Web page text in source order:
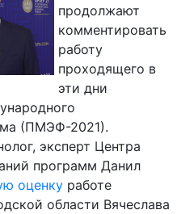
продолжают
комментировать
работу
проходящего в
эти дни
(ПМЭФ-2021).
эксперт Центра
программ Данил
оценку работе
области Вячеслава